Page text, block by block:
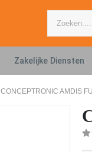
Zakelijke Diensten
CONCEPTRONIC AMDIS